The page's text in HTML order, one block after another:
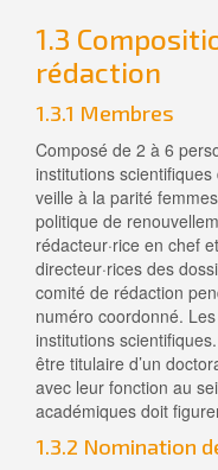
1.3
rédaction
1.3.1 Membres
Composé de 2 à 6
institutions
veille à la parité
politique de
rédacteur·rice en chef
directeur·rices des
comité de rédaction
numéro coordonné.
institutions
être titulaire d’un
avec leur fonction au
académiques doit
1.3.2 Nomination